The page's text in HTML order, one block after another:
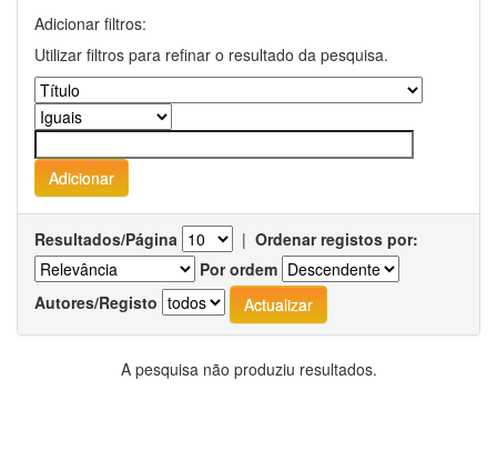
Adicionar filtros:
Utilizar filtros para refinar o resultado da pesquisa.
Resultados/Página | Ordenar registos por:
Por ordem
Autores/Registo
A pesquisa não produziu resultados.